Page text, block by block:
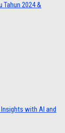
Tahun 2024 &
with AI and